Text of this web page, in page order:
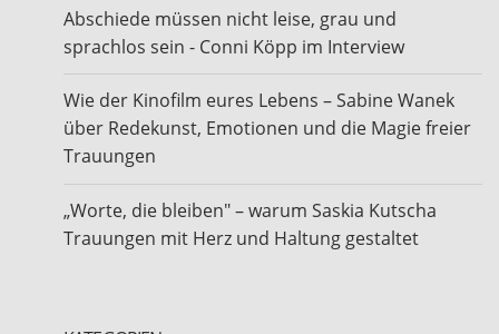
Abschiede müssen nicht leise, grau und
sprachlos sein - Conni Köpp im Interview
Wie der Kinofilm eures Lebens – Sabine Wanek
über Redekunst, Emotionen und die Magie freier
Trauungen
„Worte, die bleiben" – warum Saskia Kutscha
Trauungen mit Herz und Haltung gestaltet